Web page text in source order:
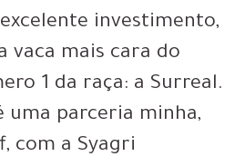
investimento,
vaca mais cara do
1 da raça: a Surreal.
uma parceria minha,
com a Syagri